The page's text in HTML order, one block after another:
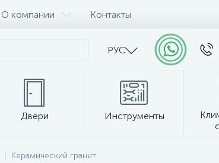
О компании Контакты
РУС
Двери Инструменты
Керамический гранит